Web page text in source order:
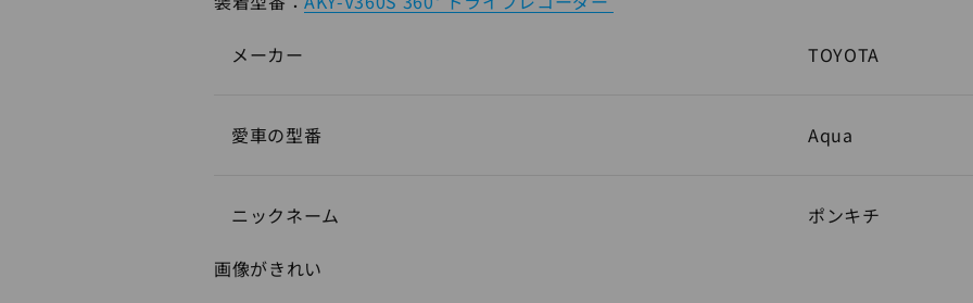
メーカー TOYOTA
愛車の型番 Aqua
ニックネーム ポンキチ
画像がきれい